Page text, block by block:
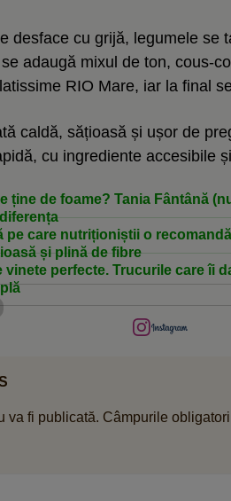
desface cu grijă, legumele se
adaugă mixul de ton, cous-
RIO Mare, iar la final
caldă, sățioasă și ușor de
cu ingrediente accesibile
ține de foame? Tania Fântână
pe care nutriționiștii o
și plină de fibre
vinete perfecte. Trucurile care îi
va fi publicată. Câmpurile